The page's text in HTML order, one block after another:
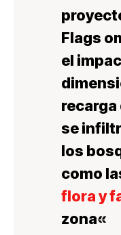
Flags
el
se
los
como
flora y
zona«